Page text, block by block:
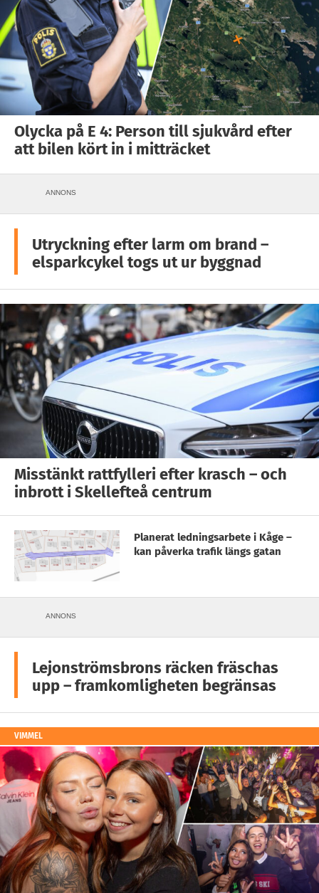
Olycka på E 4: Person till sjukvård efter
att bilen kört in i mitträcket
ANNONS
Utryckning efter larm om brand –
elsparkcykel togs ut ur byggnad
Misstänkt rattfylleri efter krasch – och
inbrott i Skellefteå centrum
Planerat ledningsarbete i Kåge –
kan påverka trafik längs gatan
ANNONS
Lejonströmsbrons räcken fräschas
upp – framkomligheten begränsas
VIMMEL